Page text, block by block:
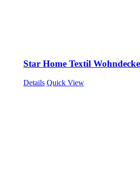
Star Home Textil
Details Quick View